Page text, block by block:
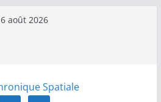
6 août 2026